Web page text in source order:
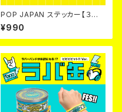
POP JAPAN ステッカー【３点
セット】
¥990